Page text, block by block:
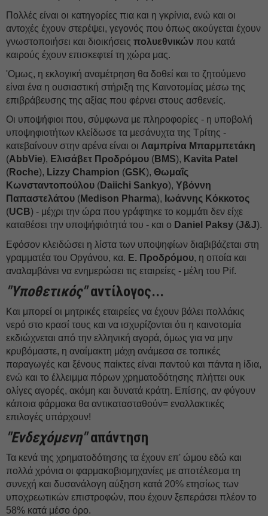
Πολλές είναι οι κατηγορίες πια και η γκρίνια, ενώ και οι
αντοχές έχουν στερέψει, γεγονός που όπως ακούγεται έχουν
γνωστοποιήσει και διοικήσεις πολυεθνικών που κατά
καιρούς έχουν επισκεφτεί τη χώρα μας.
'Ομως, η εκλογική αναμέτρηση θα δοθεί και το ζητούμενο
είναι ένα η ουσιαστική στήριξη της Καινοτομίας μέσω της
επιβράβευσης της αξίας που φέρνει στους ασθενείς.
Οι υποψήφιοι που, σύμφωνα με πληροφορίες - η υποβολή
υποψηφιοτήτων κλείδωσε τα μεσάνυχτα της Τρίτης -
κατεβαίνουν στην αρένα είναι οι Λαμπρίνα Μπαρμπετάκη
(AbbVie), Ελισάβετ Προδρόμου (BMS), Κavita Patel
(Roche), Lizzy Champion (GSK), Θωμαΐς
Κωνσταντοπούλου (Daiichi Sankyo), Υβόννη
Παπαστελάτου (Medison Pharma), Ιωάννης Κόκκοτος
(UCB) - μέχρι την ώρα που γράφτηκε το κομμάτι δεν είχε
καταθέσει την υποψήφιότητά του - και ο Daniel Paksy (J&J).
Εφόσον κλειδώσει η λίστα των υποψηφίων διαβιβάζεται στη
γραμματέα του Οργάνου, κα. Ε. Προδρόμου, η οποία και
αναλαμβάνει να ενημερώσει τις εταιρείες - μέλη του Pif.
"Yποθετικός"αντίλογος...
Και μπορεί οι μητρικές εταιρείες να έχουν βάλει πολλάκις
νερό στο κρασί τους και να ισχυρίζονται ότι η καινοτομία
εκδιώχνεται από την ελληνική αγορά, όμως για να μην
κρυβόμαστε, η αναίμακτη μάχη ανάμεσα σε τοπικές
παραγωγές και ξένους παίκτες είναι παντού και πάντα η ίδια,
ενώ και το έλλειμμα πόρων χρηματοδότησης πλήττει ουκ
ολίγες αγορές, ακόμη και δυνατά κράτη. Επίσης, αν φύγουν
κάποια φάρμακα θα αντικατασταθούν= εναλλακτικές
επιλογές υπάρχουν!
"Eνδεχόμενη"απάντηση
Τα κενά της χρηματοδότησης τα έχουν επ' ώμου εδώ και
πολλά χρόνια οι φαρμακοβιομηχανίες με αποτέλεσμα τη
συνεχή και δυσανάλογη αύξηση κατά 20% ετησίως των
υποχρεωτικών επιστροφών, που έχουν ξεπεράσει πλέον το
58% κατά μέσο όρο.